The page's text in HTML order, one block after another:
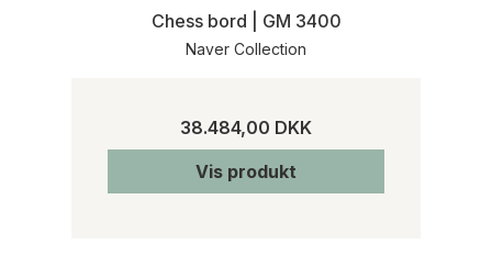
Chess bord | GM 3400
Naver Collection
38.484,00 DKK
Vis produkt